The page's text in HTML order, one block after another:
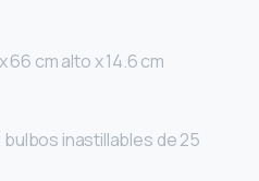
66 cm alto x 14.6 cm
bulbos inastillables de 25